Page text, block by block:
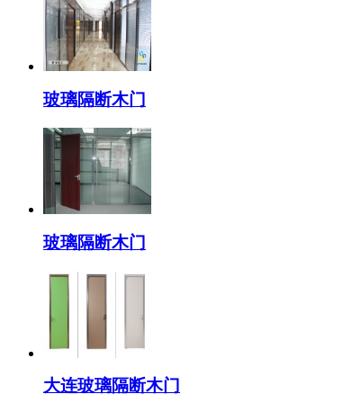
玻璃隔断木门
玻璃隔断木门
大连玻璃隔断木门